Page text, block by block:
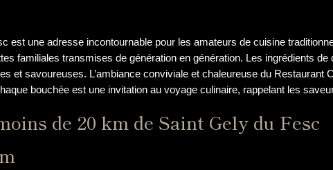
est une adresse incontournable pour les amateurs de cuisine
familiales transmises de génération en génération. Les ingrédients
et savoureuses. L’ambiance conviviale et chaleureuse du Restaurant
bouchée est une invitation au voyage culinaire, rappelant les
de 20 km de Saint Gely du Fesc